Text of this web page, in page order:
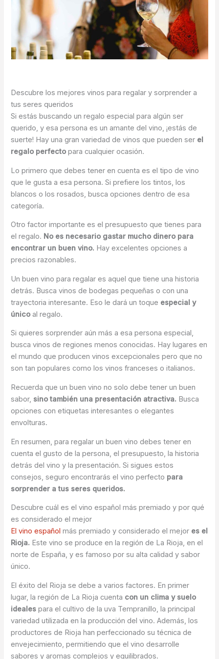
Descubre los mejores vinos para regalar y sorprender a
tus seres queridos
Si estás buscando un regalo especial para algún ser
querido, y esa persona es un amante del vino, ¡estás de
suerte! Hay una gran variedad de vinos que pueden ser el
regalo perfecto para cualquier ocasión.
Lo primero que debes tener en cuenta es el tipo de vino
que le gusta a esa persona. Si prefiere los tintos, los
blancos o los rosados, busca opciones dentro de esa
categoría.
Otro factor importante es el presupuesto que tienes para
el regalo. No es necesario gastar mucho dinero para
encontrar un buen vino. Hay excelentes opciones a
precios razonables.
Un buen vino para regalar es aquel que tiene una historia
detrás. Busca vinos de bodegas pequeñas o con una
trayectoria interesante. Eso le dará un toque especial y
único al regalo.
Si quieres sorprender aún más a esa persona especial,
busca vinos de regiones menos conocidas. Hay lugares en
el mundo que producen vinos excepcionales pero que no
son tan populares como los vinos franceses o italianos.
Recuerda que un buen vino no solo debe tener un buen
sabor, sino también una presentación atractiva. Busca
opciones con etiquetas interesantes o elegantes
envolturas.
En resumen, para regalar un buen vino debes tener en
cuenta el gusto de la persona, el presupuesto, la historia
detrás del vino y la presentación. Si sigues estos
consejos, seguro encontrarás el vino perfecto para
sorprender a tus seres queridos.
Descubre cuál es el vino español más premiado y por qué
es considerado el mejor
El vino español más premiado y considerado el mejor es el
Rioja. Este vino se produce en la región de La Rioja, en el
norte de España, y es famoso por su alta calidad y sabor
único.
El éxito del Rioja se debe a varios factores. En primer
lugar, la región de La Rioja cuenta con un clima y suelo
ideales para el cultivo de la uva Tempranillo, la principal
variedad utilizada en la producción del vino. Además, los
productores de Rioja han perfeccionado su técnica de
envejecimiento, permitiendo que el vino desarrolle
sabores y aromas complejos y equilibrados.